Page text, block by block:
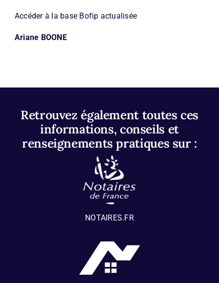
Accéder à la base Bofip actualisée
Ariane BOONE
Retrouvez également toutes ces
informations, conseils et
renseignements pratiques sur :
NOTAIRES.FR